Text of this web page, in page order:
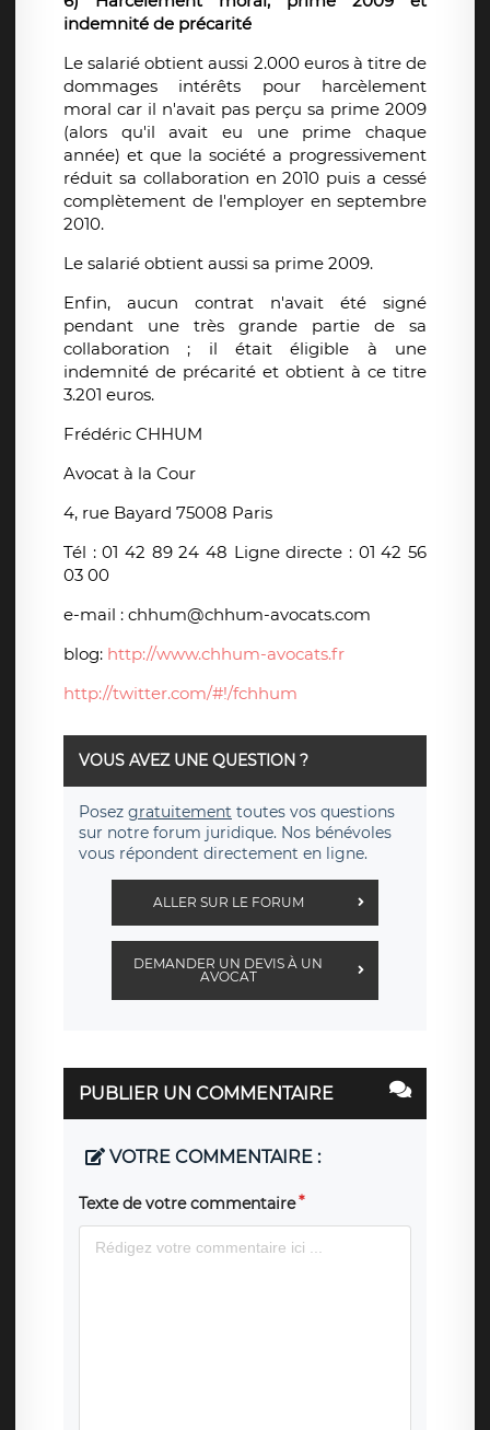
indemnité de précarité
Le salarié obtient aussi 2.000 euros à titre de
dommages intérêts pour harcèlement
moral car il n'avait pas perçu sa prime 2009
(alors qu'il avait eu une prime chaque
année) et que la société a progressivement
réduit sa collaboration en 2010 puis a cessé
complètement de l'employer en septembre
2010.
Le salarié obtient aussi sa prime 2009.
Enfin, aucun contrat n'avait été signé
pendant une très grande partie de sa
collaboration ; il était éligible à une
indemnité de précarité et obtient à ce titre
3.201 euros.
Frédéric CHHUM
Avocat à la Cour
4, rue Bayard 75008 Paris
Tél : 01 42 89 24 48 Ligne directe : 01 42 56
03 00
e-mail : chhum@chhum-avocats.com
blog: http://www.chhum-avocats.fr
http://twitter.com/#!/fchhum
VOUS AVEZ UNE QUESTION ?
Posez gratuitement toutes vos questions
sur notre forum juridique. Nos bénévoles
vous répondent directement en ligne.
ALLER SUR LE FORUM
DEMANDER UN DEVIS À UN
AVOCAT
PUBLIER UN COMMENTAIRE
VOTRE COMMENTAIRE :
Texte de votre commentaire